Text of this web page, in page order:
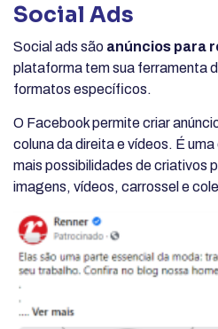
Social Ads
Social ads são anúncios para
plataforma tem sua ferramenta
formatos específicos.
O Facebook permite criar
coluna da direita e vídeos. É
mais possibilidades de criativos
imagens, vídeos, carrossel e